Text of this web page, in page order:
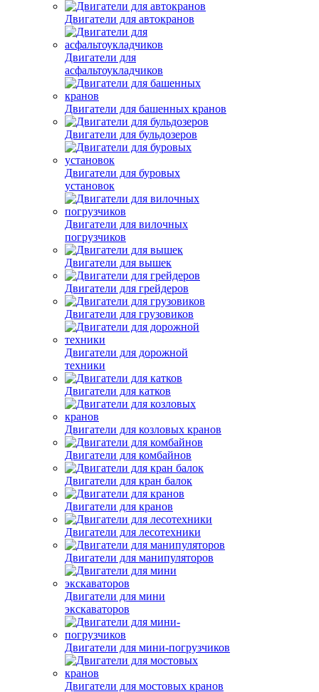
Двигатели для автокранов
Двигатели для
асфальтоукладчиков
Двигатели для башенных кранов
Двигатели для бульдозеров
Двигатели для буровых
установок
Двигатели для вилочных
погрузчиков
Двигатели для вышек
Двигатели для грейдеров
Двигатели для грузовиков
Двигатели для дорожной
техники
Двигатели для катков
Двигатели для козловых кранов
Двигатели для комбайнов
Двигатели для кран балок
Двигатели для кранов
Двигатели для лесотехники
Двигатели для манипуляторов
Двигатели для мини
экскаваторов
Двигатели для мини-погрузчиков
Двигатели для мостовых кранов